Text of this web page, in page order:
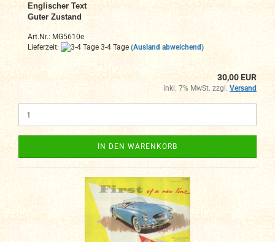
Englischer Text
Guter Zustand
Art.Nr.: MG5610e
Lieferzeit:
3-4 Tage (Ausland abweichend)
30,00 EUR
inkl. 7% MwSt. zzgl. Versand
IN DEN WARENKORB